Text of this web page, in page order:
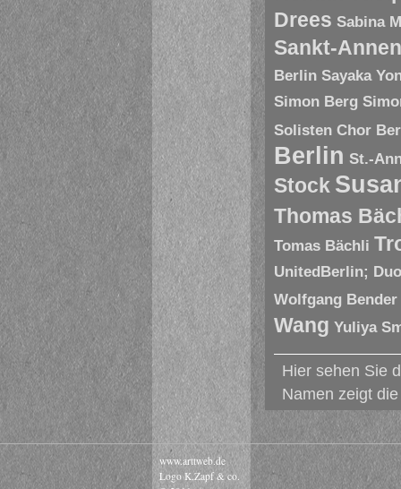
Drees Sabina
Sankt-
Berlin Sayaka
Simon Berg
Solisten Chor
Berlin St.-
Stock
Thomas
Tomas Bächli
UnitedBerlin;
Wolfgang Bender
Wang Yuliya
Hier sehen Sie
Namen zeigt
www.arttweb.de
Logo K.Zapf & co.